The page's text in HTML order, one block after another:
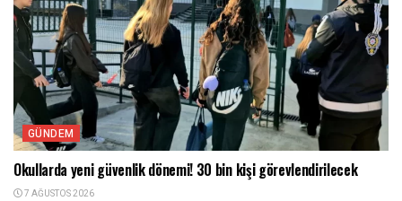
GÜNDEM
Okullarda yeni güvenlik dönemi! 30 bin kişi görevlendirilecek
7 AĞUSTOS 2026